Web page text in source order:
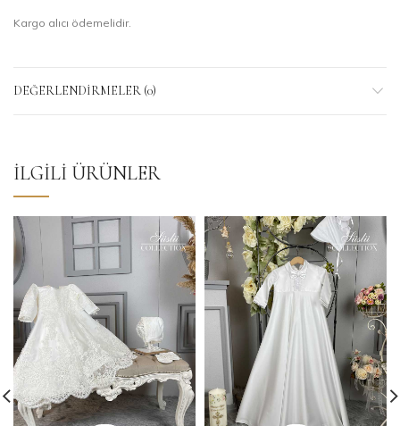
Kargo alıcı ödemelidir.
DEĞERLENDIRMELER (0)
İLGILI ÜRÜNLER